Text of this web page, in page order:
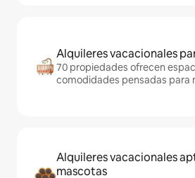
Alquileres vacacionales
70 propiedades ofrecen
comodidades pensadas para
Alquileres vacacionales
mascotas